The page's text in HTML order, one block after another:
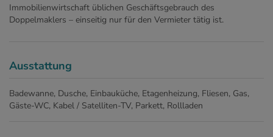
Immobilienwirtschaft üblichen Geschäftsgebrauch des
Doppelmaklers – einseitig nur für den Vermieter tätig ist.
Ausstattung
Badewanne Dusche Einbauküche Etagenheizung Fliesen Gas
Gäste-WC Kabel / Satelliten-TV Parkett Rollladen